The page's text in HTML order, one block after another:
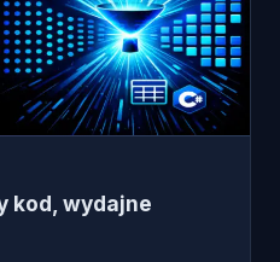
kod, wydajne